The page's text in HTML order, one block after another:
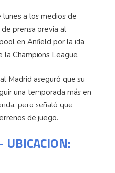
a los medios de
prensa previa al
en Anfield por la ida
Champions League.
Madrid aseguró que su
una temporada más en
pero señaló que
de juego.